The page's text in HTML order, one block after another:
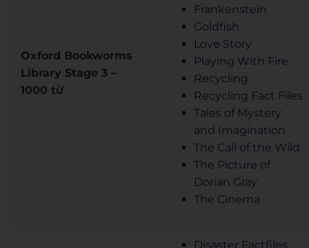
Oxford Bookworms
Library Stage 3 –
1000 từ
Frankenstein
Goldfish
Love Story
Playing With Fire
Recycling
Recycling Fact Files
Tales of Mystery
and Imagination
The Call of the Wild
The Picture of
Dorian Gray
The Cinema
Disaster Factfiles